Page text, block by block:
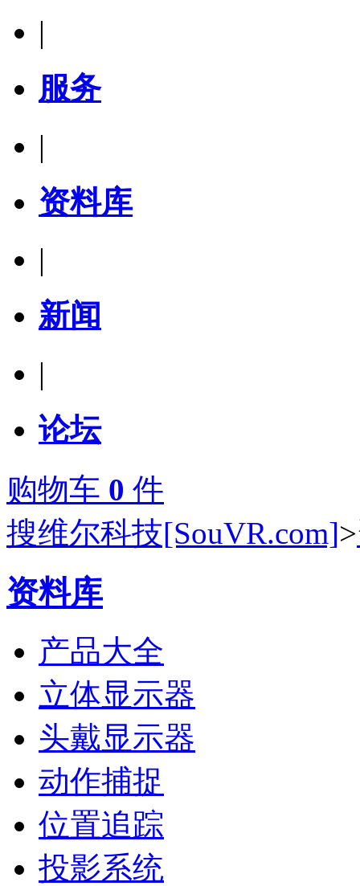
|
服务
|
资料库
|
新闻
|
论坛
购物车 0 件
搜维尔科技[SouVR.com]>
资料库
产品大全
立体显示器
头戴显示器
动作捕捉
位置追踪
投影系统